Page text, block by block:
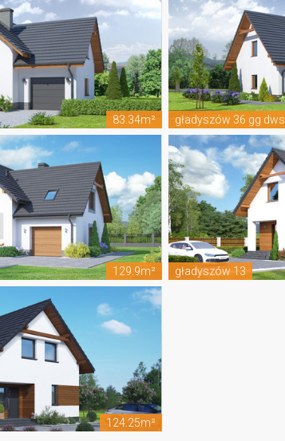
83.34m² gładyszów 36 gg dws
129.9m² gładyszów 13
124.25m²